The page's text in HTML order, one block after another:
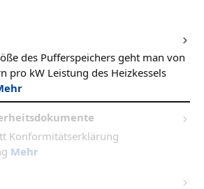
des Pufferspeichers geht man von
pro kW Leistung des Heizkessels
Konformitätserklärung
Mehr